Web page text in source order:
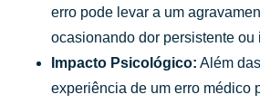
erro pode levar a um
ocasionando dor persistente ou
Impacto Psicológico: Além
experiência de um erro médico